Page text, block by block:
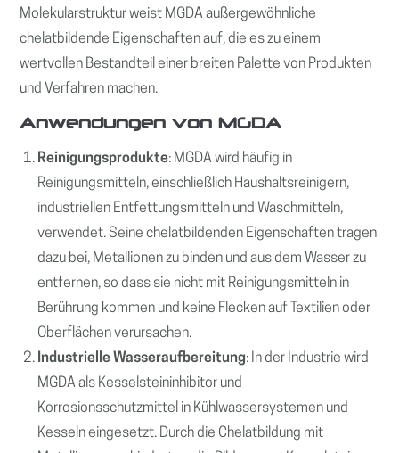
Molekularstruktur weist MGDA außergewöhnliche
chelatbildende Eigenschaften auf, die es zu einem
wertvollen Bestandteil einer breiten Palette von Produkten
und Verfahren machen.
Anwendungen von MGDA
Reinigungsprodukte: MGDA wird häufig in
Reinigungsmitteln, einschließlich Haushaltsreinigern,
industriellen Entfettungsmitteln und Waschmitteln,
verwendet. Seine chelatbildenden Eigenschaften tragen
dazu bei, Metallionen zu binden und aus dem Wasser zu
entfernen, so dass sie nicht mit Reinigungsmitteln in
Berührung kommen und keine Flecken auf Textilien oder
Oberflächen verursachen.
Industrielle Wasseraufbereitung: In der Industrie wird
MGDA als Kesselsteininhibitor und
Korrosionsschutzmittel in Kühlwassersystemen und
Kesseln eingesetzt. Durch die Chelatbildung mit